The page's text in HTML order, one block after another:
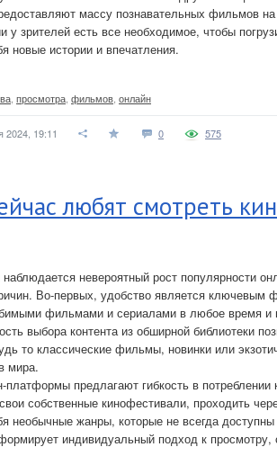
массу познавательных фильмов
у зрителей есть все необходимое, чтобы
новые истории и впечатления.
просмотра фильмов онлайн
2024, 19:11 0 575
любят смотреть
невероятный рост популярности
Во-первых, удобство является ключевым
фильмами и сериалами в любое время
выбора контента из обширной библиотеки
то классические фильмы, новинки или
мира.
предлагают гибкость в потреблении
собственные кинофестивали, проходить
необычные жанры, которые не всегда
индивидуальный подход к просмотру,